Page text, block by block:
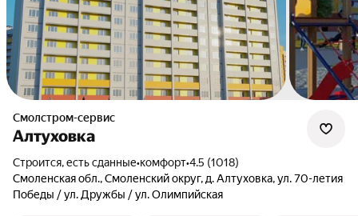
Смолстром-сервис
Алтуховка
Строится, есть сданные•комфорт•4.5 (1018)
Смоленская обл., Смоленский округ, д. Алтуховка, ул. 70-летия
Победы / ул. Дружбы / ул. Олимпийская